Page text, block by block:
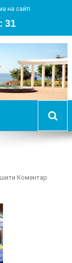
на сайті
: 31
КоментарOn